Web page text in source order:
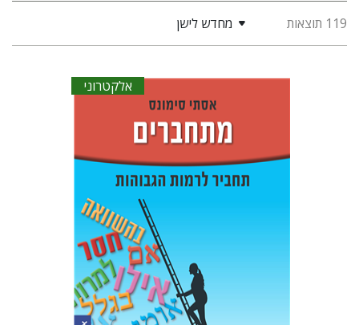
119 תוצאות מחדש לישן
אלקטרוני
אסתר סימונס